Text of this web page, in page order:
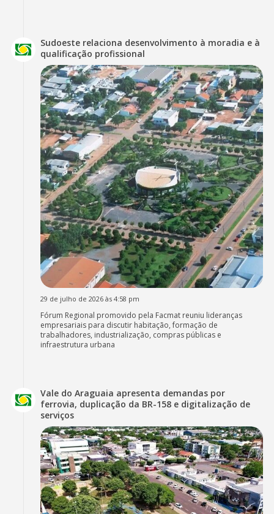
Sudoeste relaciona desenvolvimento à moradia e à
qualificação profissional
29 de julho de 2026 às 4:58 pm
Fórum Regional promovido pela Facmat reuniu lideranças
empresariais para discutir habitação, formação de
trabalhadores, industrialização, compras públicas e
infraestrutura urbana
Vale do Araguaia apresenta demandas por
ferrovia, duplicação da BR-158 e digitalização de
serviços